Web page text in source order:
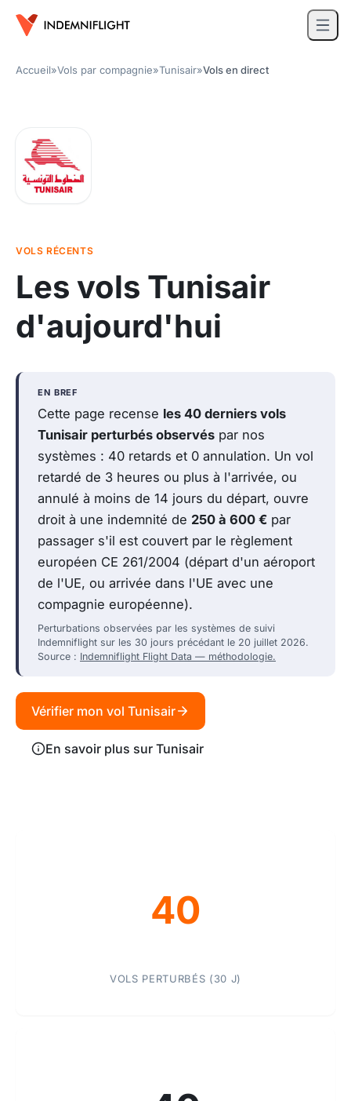
Accueil»Vols par compagnie»Tunisair»Vols en direct
VOLS RÉCENTS
Les vols Tunisair
d'aujourd'hui
EN BREF
Cette page recense les 40 derniers vols
Tunisair perturbés observés par nos
systèmes : 40 retards et 0 annulation. Un vol
retardé de 3 heures ou plus à l'arrivée, ou
annulé à moins de 14 jours du départ, ouvre
droit à une indemnité de 250 à 600 € par
passager s'il est couvert par le règlement
européen CE 261/2004 (départ d'un aéroport
de l'UE, ou arrivée dans l'UE avec une
compagnie européenne).
Perturbations observées par les systèmes de suivi
Indemniflight sur les 30 jours précédant le 20 juillet 2026.
Source : Indemniflight Flight Data — méthodologie.
Vérifier mon vol Tunisair
En savoir plus sur Tunisair
40
VOLS PERTURBÉS (30 J)